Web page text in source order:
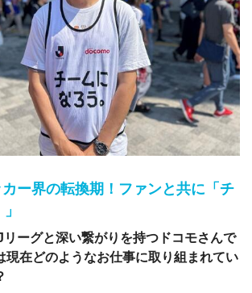
ー界の転換期！ファンと共に「チ
ーグと深い繋がりを持つドコモさんで
現在どのようなお仕事に取り組まれてい